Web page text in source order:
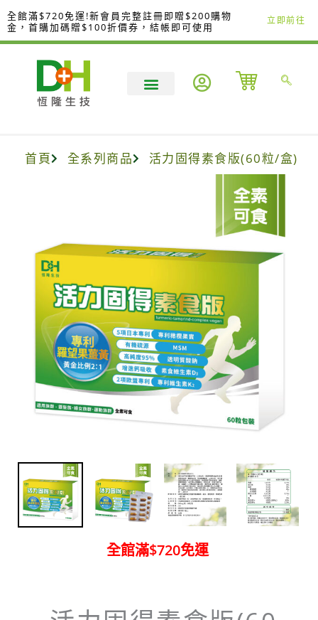
跳
至
主
全館滿$720免運!新會員完整註冊即贈$200購物
金，首購加碼贈$100折價券，結帳即可使用
立即前往
首頁 全系列商品 活力固得素食版(60粒/盒)
全館滿$720免運